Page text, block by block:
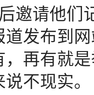
邀请他们
发布到
再有就
不现实。